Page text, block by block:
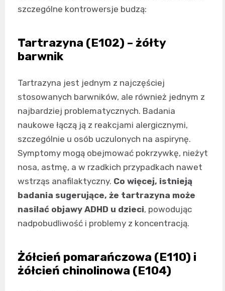
szczególne kontrowersje budzą:
Tartrazyna (E102) – żółty
barwnik
Tartrazyna jest jednym z najczęściej
stosowanych barwników, ale również jednym z
najbardziej problematycznych. Badania
naukowe łączą ją z reakcjami alergicznymi,
szczególnie u osób uczulonych na aspirynę.
Symptomy mogą obejmować pokrzywkę, nieżyt
nosa, astmę, a w rzadkich przypadkach nawet
wstrząs anafilaktyczny. Co więcej, istnieją
badania sugerujące, że tartrazyna może
nasilać objawy ADHD u dzieci, powodując
nadpobudliwość i problemy z koncentracją.
Żółcień pomarańczowa (E110) i
żółcień chinolinowa (E104)